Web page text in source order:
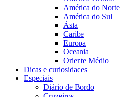
América do Norte
América do Sul
Ásia
Caribe
Europa
Oceania
Oriente Médio
Dicas e curiosidades
Especiais
Diário de Bordo